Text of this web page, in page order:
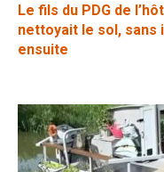
Le fils du PDG de
nettoyait le sol, sans
ensuite